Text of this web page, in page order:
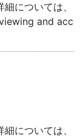
については、「
and
については、「